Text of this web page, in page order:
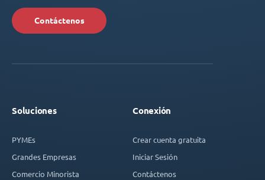
Contáctenos
Soluciones
PYMEs
Grandes Empresas
Comercio Minorista
Conexión
Crear cuenta gratuita
Iniciar Sesión
Contáctenos